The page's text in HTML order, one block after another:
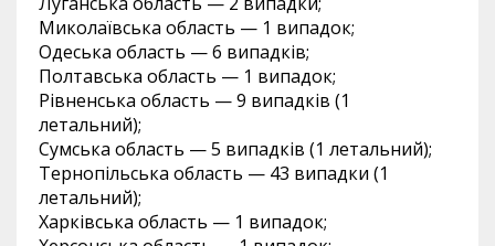
Миколаївська область — 1 випадок;
Одеська область — 6 випадків;
Полтавська область — 1 випадок;
Рівненська область — 9 випадків (1
летальний);
Сумська область — 5 випадків (1 летальний);
Тернопільська область — 43 випадки (1
летальний);
Харківська область — 1 випадок;